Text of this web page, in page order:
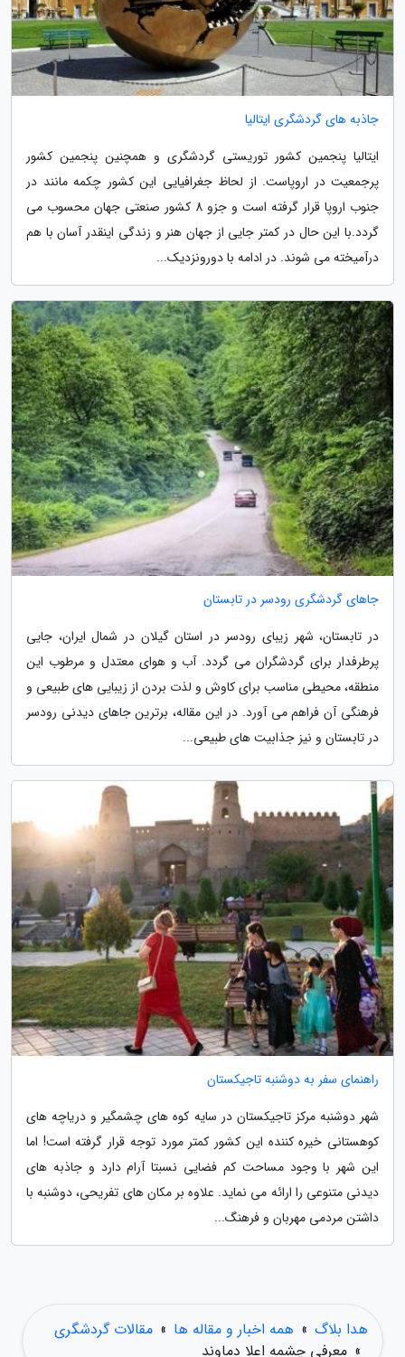
جاذبه های گردشگری ایتالیا
ایتالیا پنجمین کشور توریستی گردشگری و همچنین پنجمین کشور
پرجمعیت در اروپاست. از لحاظ جغرافیایی این کشور چکمه مانند در
جنوب اروپا قرار گرفته است و جزو 8 کشور صنعتی جهان محسوب می
گردد.با این حال در کمتر جایی از جهان هنر و زندگی اینقدر آسان با هم
درآمیخته می شوند. در ادامه با دورونزدیک...
جاهای گردشگری رودسر در تابستان
در تابستان، شهر زیبای رودسر در استان گیلان در شمال ایران، جایی
پرطرفدار برای گردشگران می گردد. آب و هوای معتدل و مرطوب این
منطقه، محیطی مناسب برای کاوش و لذت بردن از زیبایی های طبیعی و
فرهنگی آن فراهم می آورد. در این مقاله، برترین جاهای دیدنی رودسر
در تابستان و نیز جذابیت های طبیعی...
راهنمای سفر به دوشنبه تاجیکستان
شهر دوشنبه مرکز تاجیکستان در سایه کوه های چشمگیر و دریاچه های
کوهستانی خیره کننده این کشور کمتر مورد توجه قرار گرفته است! اما
این شهر با وجود مساحت کم فضایی نسبتا آرام دارد و جاذبه های
دیدنی متنوعی را ارائه می نماید. علاوه بر مکان های تفریحی، دوشنبه با
داشتن مردمی مهربان و فرهنگ...
هدا بلاگ » همه اخبار و مقاله ها » مقالات گردشگری
» معرفی چشمه اعلا دماوند